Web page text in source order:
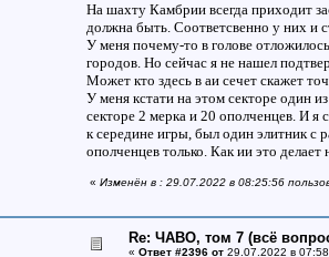
На шахту Камбрии всегда приходит
должна быть. Соответсвенно у них и
У меня почему-то в голове
городов. Но сейчас я не нашел
Может кто здесь в аи сечет скажет
У меня кстати на этом секторе один
секторе 2 мерка и 20 ополченцев. И я
к середине игры, был один элитник с
ополченцев только. Как ии это делает
« Изменён в : 29.07.2022 в 08:25:56
Re: ЧАВО, том 7 (всё
« Ответ #2396 от29.07.2022 в